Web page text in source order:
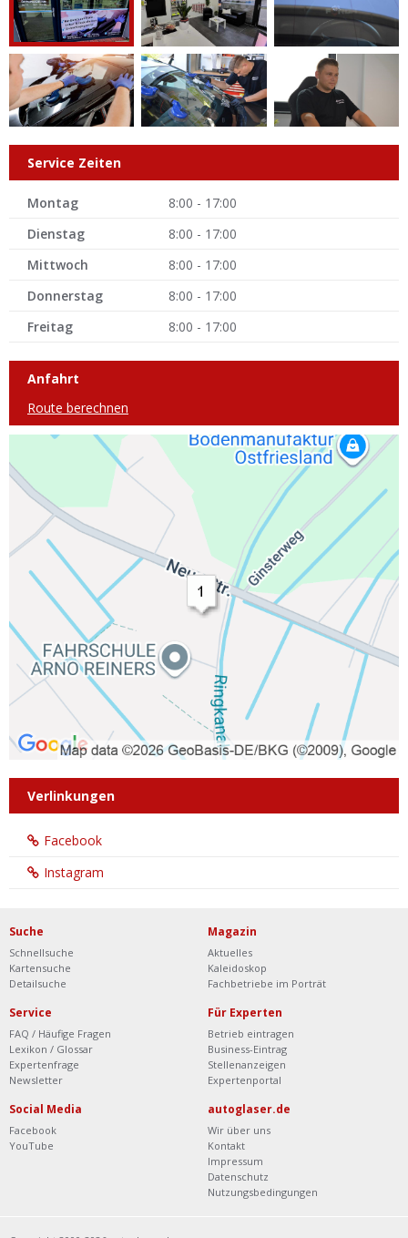
Service Zeiten
Montag
8:00 - 17:00
Dienstag
8:00 - 17:00
Mittwoch
8:00 - 17:00
Donnerstag
8:00 - 17:00
Freitag
8:00 - 17:00
Anfahrt
Route berechnen
Verlinkungen
Facebook
Instagram
Suche
Schnellsuche
Kartensuche
Detailsuche
Magazin
Aktuelles
Kaleidoskop
Fachbetriebe im Porträt
Service
FAQ / Häufige Fragen
Lexikon / Glossar
Expertenfrage
Newsletter
Für Experten
Betrieb eintragen
Business-Eintrag
Stellenanzeigen
Expertenportal
Social Media
Facebook
YouTube
autoglaser.de
Wir über uns
Kontakt
Impressum
Datenschutz
Nutzungsbedingungen